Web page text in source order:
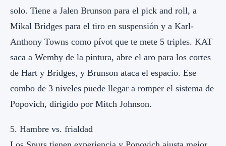
solo. Tiene a Jalen Brunson para el pick and roll, a
Mikal Bridges para el tiro en suspensión y a Karl-
Anthony Towns como pívot que te mete 5 triples. KAT
saca a Wemby de la pintura, abre el aro para los cortes
de Hart y Bridges, y Brunson ataca el espacio. Ese
combo de 3 niveles puede llegar a romper el sistema de
Popovich, dirigido por Mitch Johnson.
5. Hambre vs. frialdad